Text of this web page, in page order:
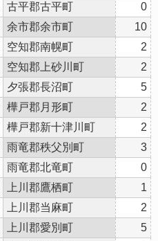
古平郡古平町
0
余市郡余市町
10
空知郡南幌町
2
空知郡上砂川町
2
夕張郡長沼町
5
樺戸郡月形町
2
樺戸郡新十津川町
2
雨竜郡秩父別町
3
雨竜郡北竜町
0
上川郡鷹栖町
1
上川郡当麻町
2
上川郡愛別町
5